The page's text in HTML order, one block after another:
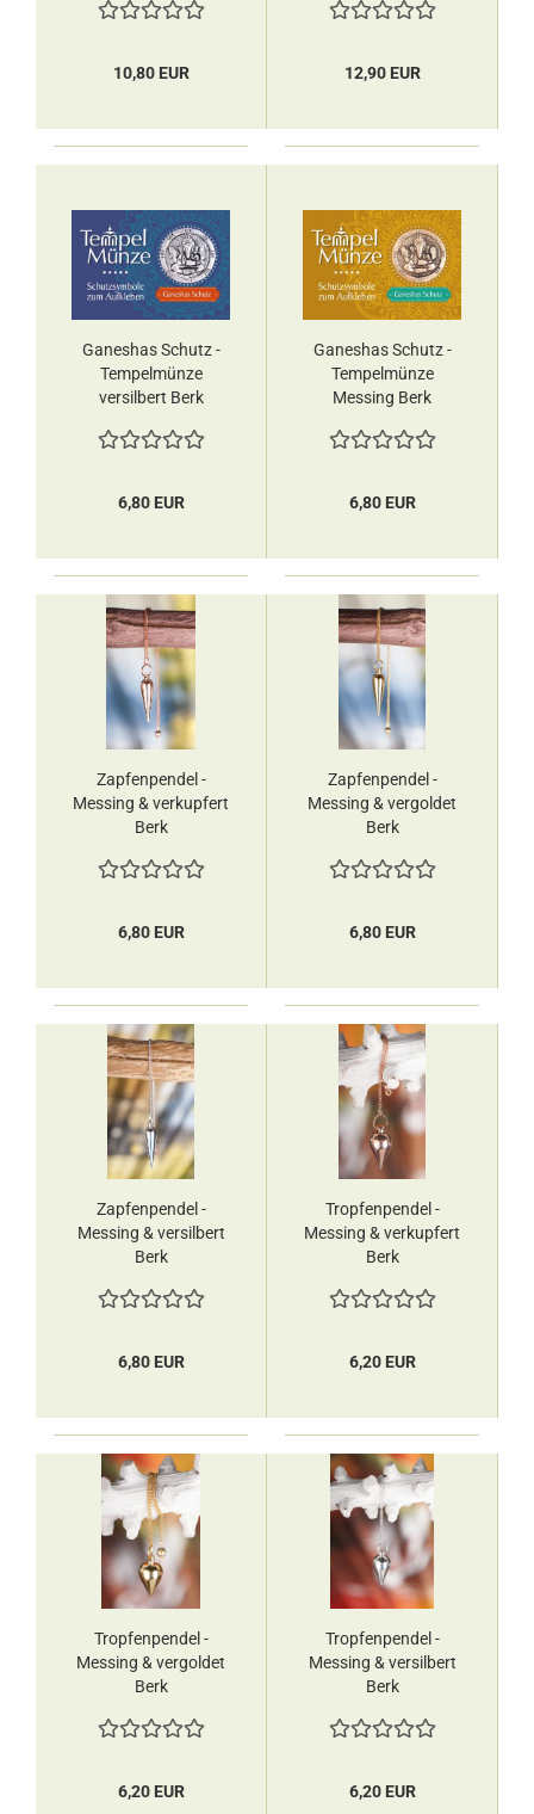
10,80 EUR 12,90 EUR
Ganeshas Schutz -
Tempelmünze
versilbert Berk
6,80 EUR
Ganeshas Schutz -
Tempelmünze
Messing Berk
6,80 EUR
Zapfenpendel -
Messing & verkupfert
Berk
6,80 EUR
Zapfenpendel -
Messing & vergoldet
Berk
6,80 EUR
Zapfenpendel -
Messing & versilbert
Berk
6,80 EUR
Tropfenpendel -
Messing & verkupfert
Berk
6,20 EUR
Tropfenpendel -
Messing & vergoldet
Berk
6,20 EUR
Tropfenpendel -
Messing & versilbert
Berk
6,20 EUR